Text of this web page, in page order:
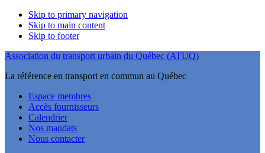
Skip to primary navigation
Skip to main content
Skip to footer
Association du transport urbain du Québec (ATUQ)
La référence en transport en commun au Québec
Espace membres
Accès fournisseurs
Calendrier
Nos mandats
Nous contacter